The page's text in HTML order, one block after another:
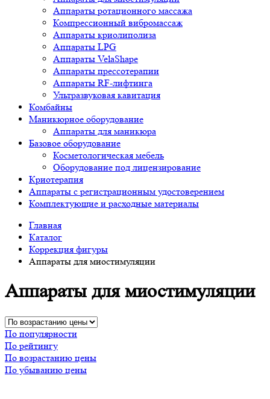
Аппараты ротационного массажа
Компрессионный вибромассаж
Аппараты криолиполиза
Аппараты LPG
Аппараты VelaShape
Аппараты прессотерапии
Аппараты RF-лифтинга
Ультразвуковая кавитация
Комбайны
Маникюрное оборудование
Аппараты для маникюра
Базовое оборудование
Косметологическая мебель
Оборудование под лицензирование
Криотерапия
Аппараты c регистрационным удостоверением
Комплектующие и расходные материалы
Главная
Каталог
Коррекция фигуры
Аппараты для миостимуляции
Аппараты для миостимуляции
По популярности
По рейтингу
По возрастанию цены
По убыванию цены